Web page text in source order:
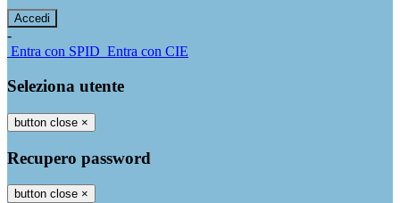
-
Entra con SPID Entra con CIE
Seleziona utente
button close ×
Recupero password
button close ×